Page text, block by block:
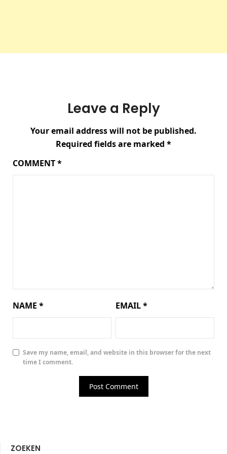
Leave a Reply
Your email address will not be published.
Required fields are marked *
COMMENT*
NAME * EMAIL*
Save my name, email, and website in this browser for the next
time I comment.
ZOEKEN